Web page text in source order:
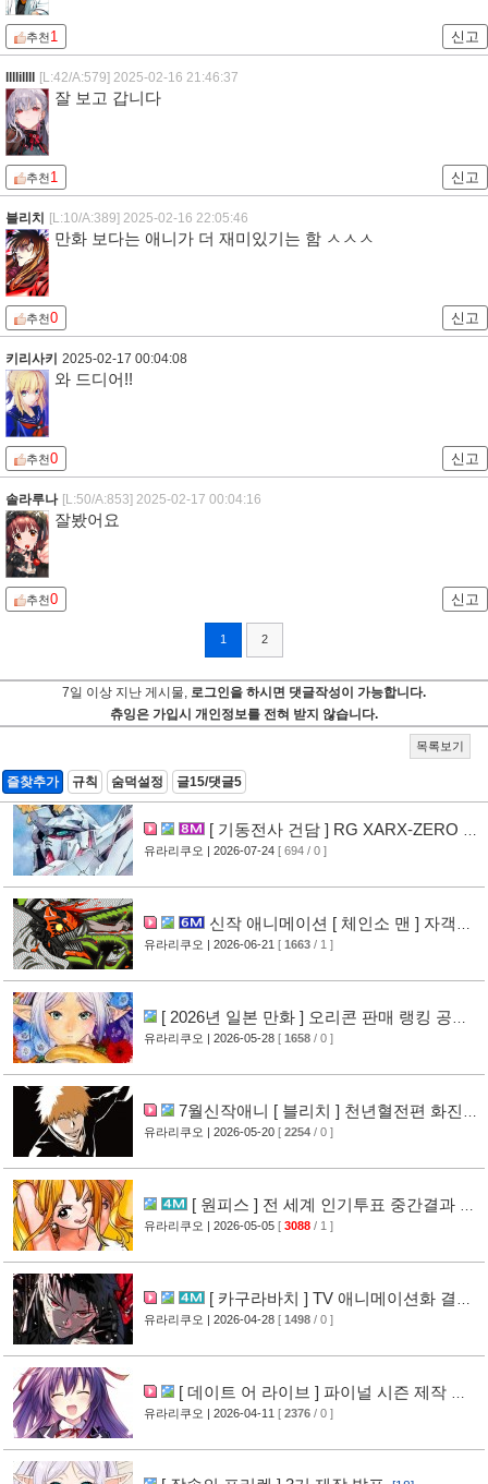
추천1 신고
llllillll [L:42/A:579] 2025-02-16 21:46:37
잘 보고 갑니다
추천1 신고
블리치 [L:10/A:389] 2025-02-16 22:05:46
만화 보다는 애니가 더 재미있기는 함 ㅅㅅㅅ
추천0 신고
키리사키 2025-02-17 00:04:08
와 드디어!!
추천0 신고
솔라루나 [L:50/A:853] 2025-02-17 00:04:16
잘봤어요
추천0 신고
1 2
7일 이상 지난 게시물,
로그인을 하시면 댓글작성이 가능합니다.
츄잉은 가입시 개인정보를 전혀 받지 않습니다.
목록보기
즐찾추가 규칙 숨덕설정 글15/댓글5
[ 기동전사 건담 ] RG XARX-ZERO 애
니메이션화 결정 [9]
유라리쿠오 | 2026-07-24 [ 694 / 0 ]
신작 애니메이션 [ 체인소 맨 ] 자객편
PV 영상 공개 [13]
유라리쿠오 | 2026-06-21 [ 1663 / 1 ]
[ 2026년 일본 만화 ] 오리콘 판매 랭킹 공
개 [18]
유라리쿠오 | 2026-05-28 [ 1658 / 0 ]
7월신작애니 [ 블리치 ] 천년혈전편 화진담
PV 영상 공개 [10]
유라리쿠오 | 2026-05-20 [ 2254 / 0 ]
[ 원피스 ] 전 세계 인기투표 중간결과 발
표 [13]
유라리쿠오 | 2026-05-05 [ 3088 / 1 ]
[ 카구라바치 ] TV 애니메이션화 결
정 [10]
유라리쿠오 | 2026-04-28 [ 1498 / 0 ]
[ 데이트 어 라이브 ] 파이널 시즌 제작 발
표 [14]
유라리쿠오 | 2026-04-11 [ 2376 / 0 ]